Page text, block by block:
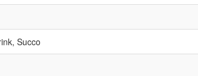
Succo